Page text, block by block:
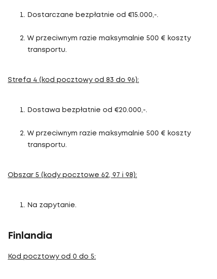
Dostarczane bezpłatnie od €15.000,-.
W przeciwnym razie maksymalnie 500 € koszty
transportu.
Strefa 4 (kod pocztowy od 83 do 96):
Dostawa bezpłatnie od €20.000,-.
W przeciwnym razie maksymalnie 500 € koszty
transportu.
Obszar 5 (kody pocztowe 62, 97 i 98):
Na zapytanie.
Finlandia
Kod pocztowy od 0 do 5: